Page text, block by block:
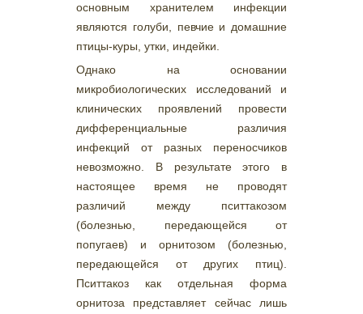
основным хранителем инфекции
являются голуби, певчие и домашние
птицы-куры, утки, индейки.
Однако на основании
микробиологических исследований и
клинических проявлений провести
дифференциальные различия
инфекций от разных переносчиков
невозможно. В результате этого в
настоящее время не проводят
различий между пситтакозом
(болезнью, передающейся от
попугаев) и орнитозом (болезнью,
передающейся от других птиц).
Пситтакоз как отдельная форма
орнитоза представляет сейчас лишь